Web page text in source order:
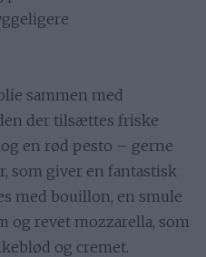
sammen med
der tilsættes friske
en rød pesto – gerne
som giver en fantastisk
med bouillon, en smule
og revet mozzarella, som
og cremet.